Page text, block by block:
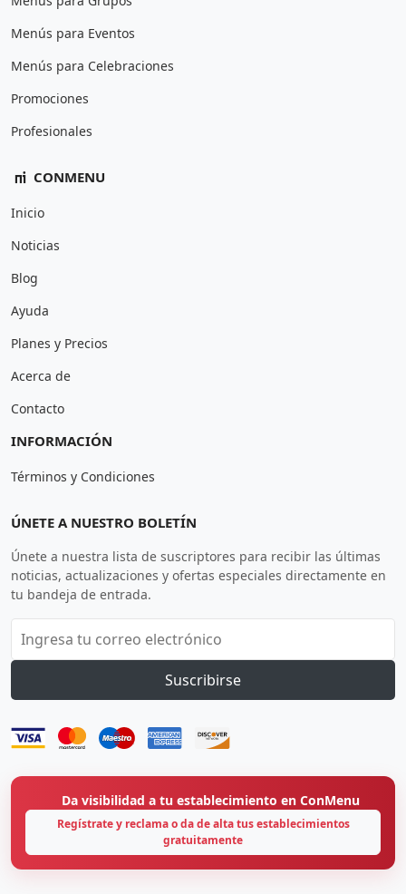
Menús para Eventos
Menús para Celebraciones
Promociones
Profesionales
CONMENU
Inicio
Noticias
Blog
Ayuda
Planes y Precios
Acerca de
Contacto
INFORMACIÓN
Términos y Condiciones
ÚNETE A NUESTRO BOLETÍN
Únete a nuestra lista de suscriptores para recibir las últimas
noticias, actualizaciones y ofertas especiales directamente en
tu bandeja de entrada.
Suscribirse
Da visibilidad a tu establecimiento en ConMenu
Regístrate y reclama o da de alta tus establecimientos
gratuitamente